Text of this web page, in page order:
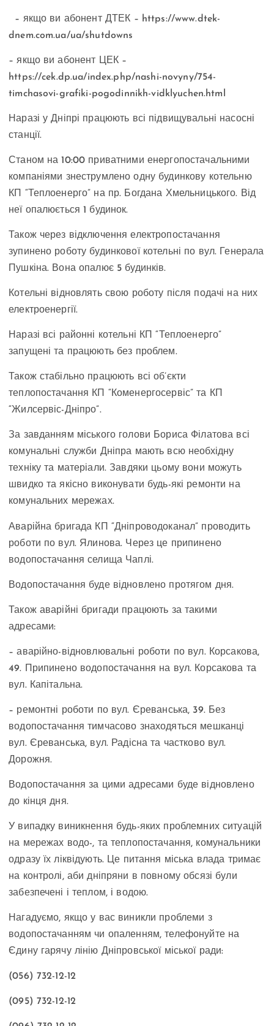
– якщо ви абонент ДТЕК – https://www.dtek-
dnem.com.ua/ua/shutdowns
– якщо ви абонент ЦЕК –
https://cek.dp.ua/index.php/nashi-novyny/754-
timchasovi-grafiki-pogodinnikh-vidklyuchen.html
Наразі у Дніпрі працюють всі підвищувальні насосні
станції.
Станом на 10:00 приватними енергопостачальними
компаніями знеструмлено одну будинкову котельню
КП “Теплоенерго” на пр. Богдана Хмельницького. Від
неї опалюється 1 будинок.
Також через відключення електропостачання
зупинено роботу будинкової котельні по вул. Генерала
Пушкіна. Вона опалює 5 будинків.
Котельні відновлять свою роботу після подачі на них
електроенергії.
Наразі всі районні котельні КП “Теплоенерго”
запущені та працюють без проблем.
Також стабільно працюють всі об’єкти
теплопостачання КП “Коменергосервіс” та КП
“Жилсервіс-Дніпро”.
За завданням міського голови Бориса Філатова всі
комунальні служби Дніпра мають всю необхідну
техніку та матеріали. Завдяки цьому вони можуть
швидко та якісно виконувати будь-які ремонти на
комунальних мережах.
Аварійна бригада КП “Дніпроводоканал” проводить
роботи по вул. Ялинова. Через це припинено
водопостачання селища Чаплі.
Водопостачання буде відновлено протягом дня.
Також аварійні бригади працюють за такими
адресами:
– аварійно-відновлювальні роботи по вул. Корсакова,
49. Припинено водопостачання на вул. Корсакова та
вул. Капітальна.
– ремонтні роботи по вул. Єреванська, 39. Без
водопостачання тимчасово знаходяться мешканці
вул. Єреванська, вул. Радісна та частково вул.
Дорожня.
Водопостачання за цими адресами буде відновлено
до кінця дня.
У випадку виникнення будь-яких проблемних ситуацій
на мережах водо-, та теплопостачання, комунальники
одразу їх ліквідують. Це питання міська влада тримає
на контролі, аби дніпряни в повному обсязі були
забезпечені і теплом, і водою.
Нагадуємо, якщо у вас виникли проблеми з
водопостачанням чи опаленням, телефонуйте на
Єдину гарячу лінію Дніпровської міської ради:
(056) 732-12-12
(095) 732-12-12